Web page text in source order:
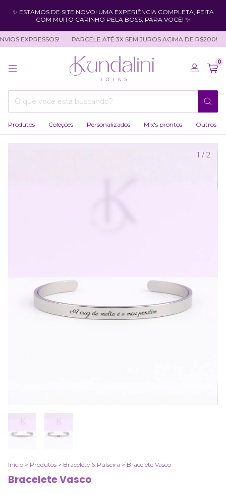
✨ ESTAMOS DE SITE NOVO! UMA EXPERIÊNCIA COMPLETA, FEITA
COM MUITO CARINHO PELA BOSS, PARA VOCÊ! ✨
EXPRESSOS! PARCELE ATÉ 3X SEM JUROS ACIMA DE R$200!
0
Produtos Coleções Personalizados Mix's prontos Outros
1 / 2
Início > Produtos > Bracelete & Pulseira > Bracelete Vasco
Bracelete Vasco